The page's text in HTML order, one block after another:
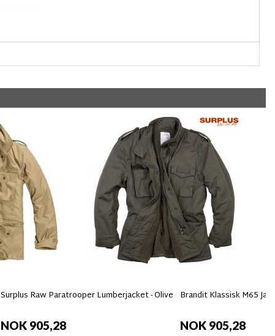
Surplus Raw Paratrooper Lumberjacket - Olive
NOK 905,28
Brandit Klassisk M65
NOK 905,28